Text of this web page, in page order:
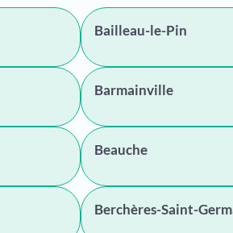
Bailleau-le-Pin
Barmainville
Beauche
Berchères-Saint-